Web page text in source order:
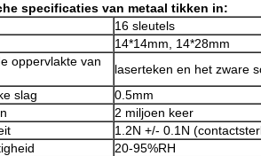
specificaties van metaal tikken in:
16 sleutels
14*14mm, 14*28mm
oppervlakte van
laserteken en het zware
slag
0.5mm
2 miljoen keer
1.2N +/- 0.1N
20-95%RH